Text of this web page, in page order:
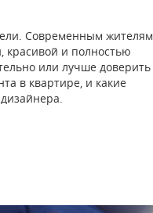
Современным жителям
красивой и полностью
или лучше доверить
в квартире, и какие